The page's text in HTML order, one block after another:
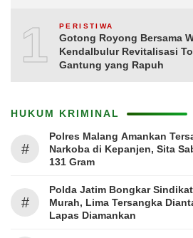
10PERISTIWA
Gotong Royong Bersama
Kendalbulur Revitalisasi
Gantung yang Rapuh
HUKUM KRIMINAL
#
Polres Malang Amankan
Narkoba di Kepanjen, Sita
131 Gram
#
Polda Jatim Bongkar
Murah, Lima Tersangka
Lapas Diamankan